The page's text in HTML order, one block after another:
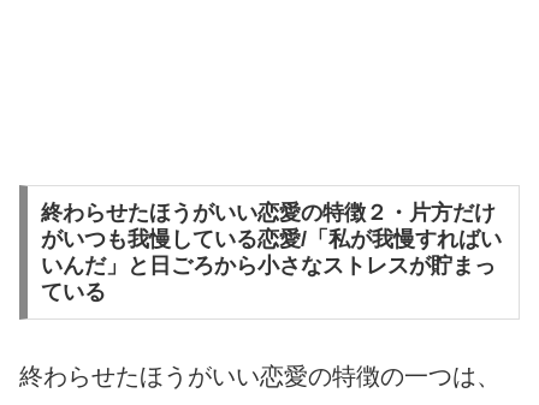
終わらせたほうがいい恋愛の特徴２・片方だけ
がいつも我慢している恋愛/「私が我慢すればい
いんだ」と日ごろから小さなストレスが貯まっ
ている
終わらせたほうがいい恋愛の特徴の一つは、